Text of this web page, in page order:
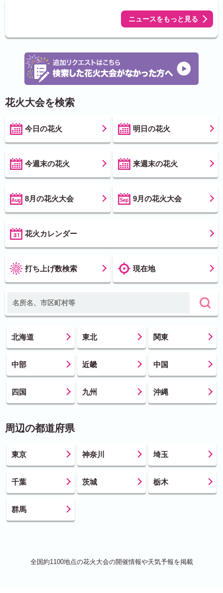
ニュースをもっと見る
花火大会を検索
今日の花火 明日の花火
今週末の花火 来週末の花火
8月の花火大会 9月の花火大会
花火カレンダー
打ち上げ数検索 現在地
北海道 東北 関東
中部 近畿 中国
四国 九州 沖縄
周辺の都道府県
東京 神奈川 埼玉
千葉 茨城 栃木
群馬
全国約1100地点の花火大会の開催情報や天気予報を掲載